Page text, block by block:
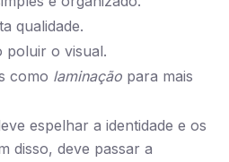
qualidade.
poluir o visual.
como laminação para mais
espelhar a identidade e os
disso, deve passar a